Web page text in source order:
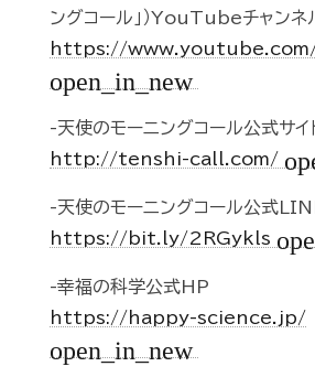
ングコール」）YouTubeチャンネ
https://
open_in_new
-天使のモーニングコール公式サイ
http://tenshi-call.com/
-天使のモーニングコール公式
https://bit.ly/2RGykls
-幸福の科学公式HP
https://happy-science.jp/
open_in_new